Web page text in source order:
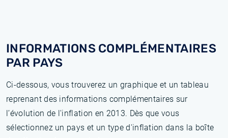
INFORMATIONS COMPLÉMENTAIRES
PAR PAYS
Ci-dessous, vous trouverez un graphique et un tableau
reprenant des informations complémentaires sur
l’évolution de l'inflation en 2013. Dès que vous
sélectionnez un pays et un type d'inflation dans la boîte